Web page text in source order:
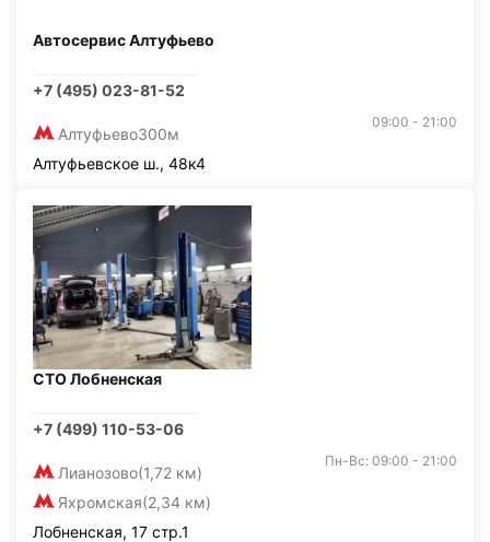
Автосервис Алтуфьево
+7 (495) 023-81-52
Алтуфьево300м
09:00 - 21:00
Алтуфьевское ш., 48к4
СТО Лобненская
+7 (499) 110-53-06
Лианозово(1,72 км)
Яхромская(2,34 км)
Пн-Вс: 09:00 - 21:00
Лобненская, 17 стр.1